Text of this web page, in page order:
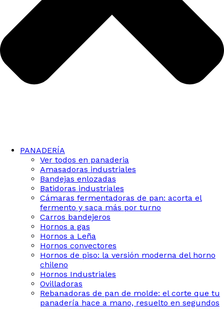
PANADERÍA
Ver todos en panaderia
Amasadoras industriales
Bandejas enlozadas
Batidoras industriales
Cámaras fermentadoras de pan: acorta el
fermento y saca más por turno
Carros bandejeros
Hornos a gas
Hornos a Leña
Hornos convectores
Hornos de piso: la versión moderna del horno
chileno
Hornos Industriales
Ovilladoras
Rebanadoras de pan de molde: el corte que tu
panadería hace a mano, resuelto en segundos